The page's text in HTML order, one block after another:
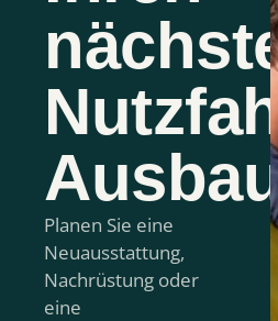
Planen Sie eine
Neuausstattung,
Nachrüstung oder
eine